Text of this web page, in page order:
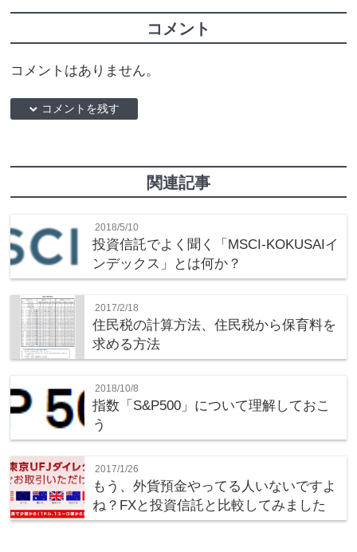
コメント
コメントはありません。
down コメントを残す
関連記事
2018/5/10
投資信託でよく聞く「MSCI-KOKUSAIイ
ンデックス」とは何か？
2017/2/18
住民税の計算方法、住民税から保育料を
求める方法
2018/10/8
指数「S&P500」について理解しておこ
う
2017/1/26
もう、外貨預金やってる人いないですよ
ね？FXと投資信託と比較してみました